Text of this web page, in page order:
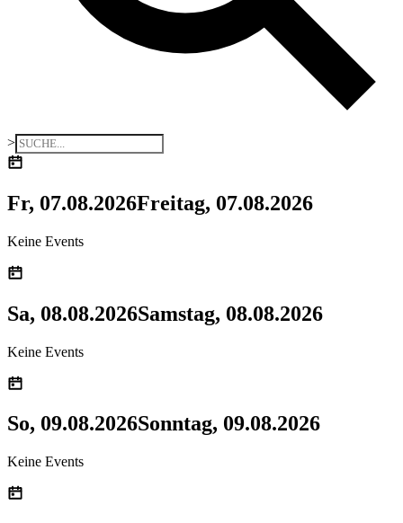
>
Fr, 07.08.2026Freitag, 07.08.2026
Keine Events
Sa, 08.08.2026Samstag, 08.08.2026
Keine Events
So, 09.08.2026Sonntag, 09.08.2026
Keine Events